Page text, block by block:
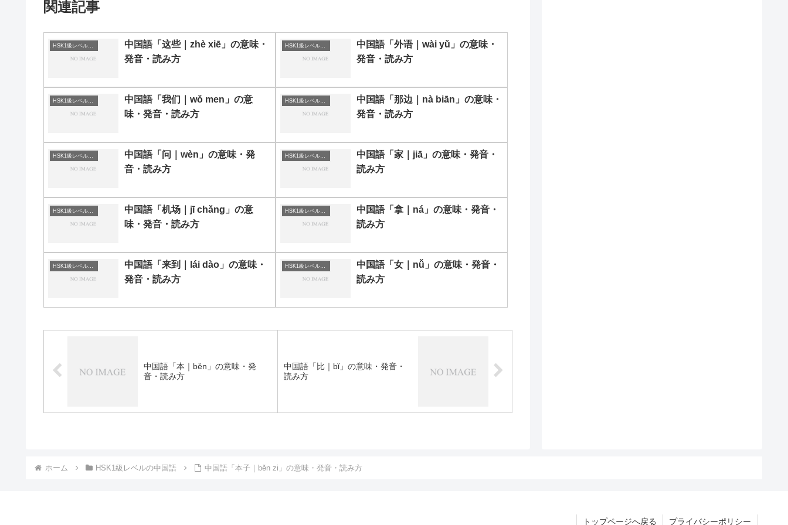
関連記事
中国語「这些｜zhè xiē」の意味・
発音・読み方
中国語「外语｜wài yǔ」の意味・
発音・読み方
中国語「我们｜wǒ men」の意
味・発音・読み方
中国語「那边｜nà biān」の意味・
発音・読み方
中国語「问｜wèn」の意味・発
音・読み方
中国語「家｜jiā」の意味・発音・
読み方
中国語「机场｜jī chǎng」の意
味・発音・読み方
中国語「拿｜ná」の意味・発音・
読み方
中国語「来到｜lái dào」の意味・
発音・読み方
中国語「女｜nǚ」の意味・発音・
読み方
中国語「本｜běn」の意味・発
音・読み方
中国語「比｜bǐ」の意味・発音・
読み方
ホーム HSK1級レベルの中国語 中国語「本子｜běn zi」の意味・発音・読み方
トップページへ戻る プライバシーポリシー